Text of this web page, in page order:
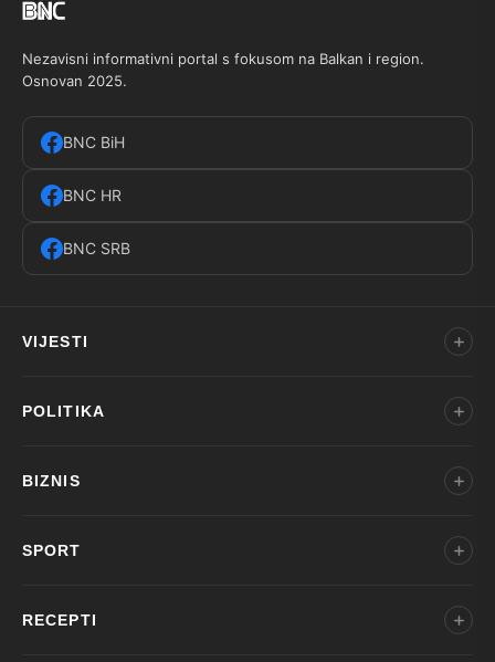
Nezavisni informativni portal s fokusom na Balkan i region.
Osnovan 2025.
BNC BiH
BNC HR
BNC SRB
VIJESTI
POLITIKA
BIZNIS
SPORT
RECEPTI